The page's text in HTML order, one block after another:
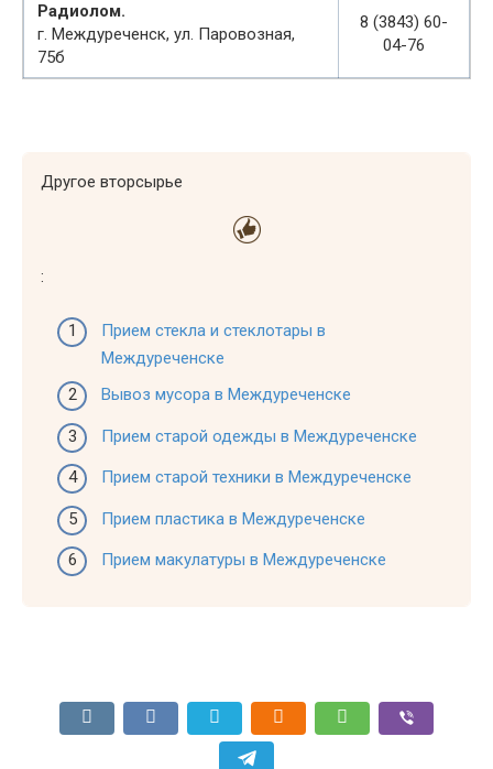
Радиолом.
г. Междуреченск, ул. Паровозная,
75б
8 (3843) 60-
04-76
Другое вторсырье
:
Прием стекла и стеклотары в
Междуреченске
Вывоз мусора в Междуреченске
Прием старой одежды в Междуреченске
Прием старой техники в Междуреченске
Прием пластика в Междуреченске
Прием макулатуры в Междуреченске